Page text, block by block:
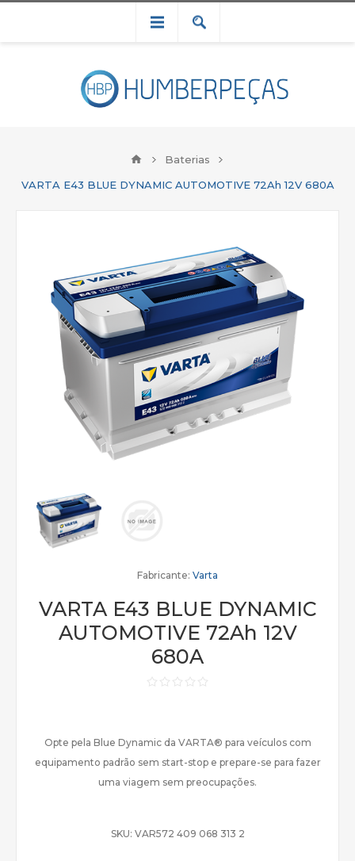
Baterias
VARTA E43 BLUE DYNAMIC AUTOMOTIVE 72Ah 12V 680A
Fabricante: Varta
VARTA E43 BLUE DYNAMIC
AUTOMOTIVE 72Ah 12V
680A
Opte pela Blue Dynamic da VARTA® para veículos com
equipamento padrão sem start-stop e prepare-se para fazer
uma viagem sem preocupações.
SKU: VAR572 409 068 313 2